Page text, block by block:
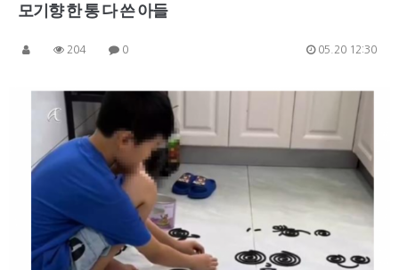
모기향 한 통 다 쓴 아들
204 0 05.20 12:30